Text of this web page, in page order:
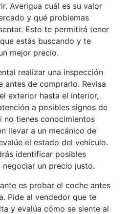
Averigua cuál es su valor
y qué problemas
Esto te permitirá tener
estás buscando y te
mejor precio.
realizar una inspección
antes de comprarlo. Revisa
exterior hasta el interior,
a posibles signos de
no tienes conocimientos
llevar a un mecánico de
el estado del vehículo.
identificar posibles
un precio justo.
es probar el coche antes
Pide al vendedor que te
y evalúa cómo se siente al